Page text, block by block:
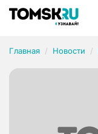
Главная Новости